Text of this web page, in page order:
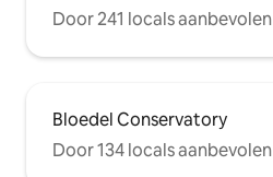
Door 241 locals aanbevolen
Bloedel Conservatory
Door 134 locals aanbevolen